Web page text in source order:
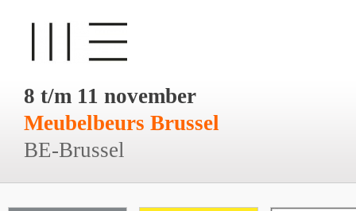
8 t/m 11 november
Meubelbeurs Brussel
BE-Brussel